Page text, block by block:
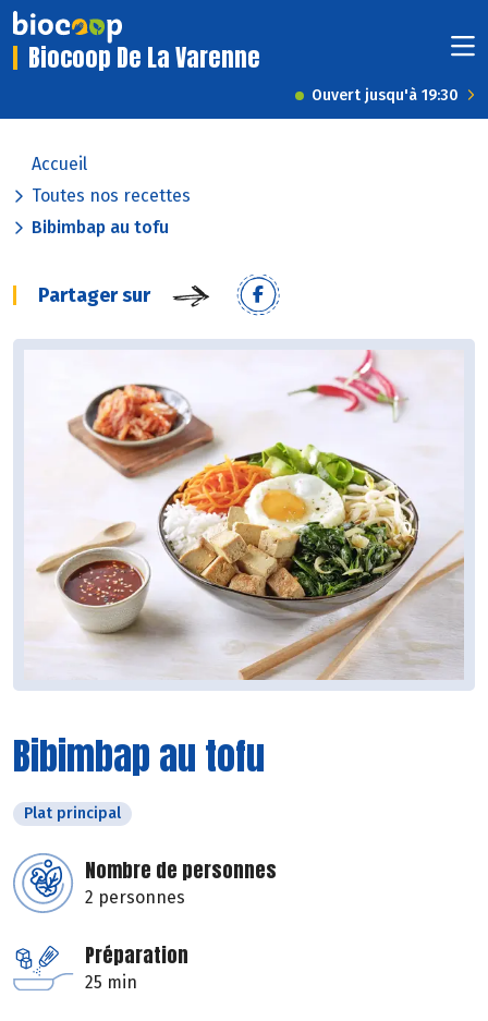
Biocoop De La Varenne
Ouvert jusqu'à 19:30
Accueil
Toutes nos recettes
Bibimbap au tofu
Partager sur
Bibimbap au tofu
Plat principal
Nombre de personnes
2 personnes
Préparation
25 min